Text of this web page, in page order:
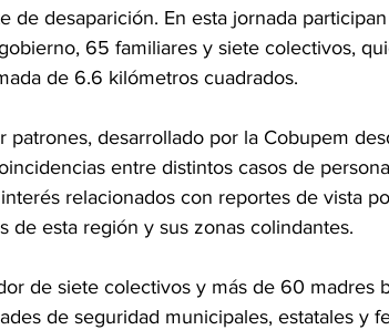
de desaparición. En esta jornada participan
65 familiares y siete colectivos,
de 6.6 kilómetros cuadrados.
patrones, desarrollado por la Cobupem
entre distintos casos de
relacionados con reportes de vista
de esta región y sus zonas colindantes.
de siete colectivos y más de 60 madres
de seguridad municipales, estatales y